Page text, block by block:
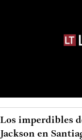
Los imperdibles
Jackson en